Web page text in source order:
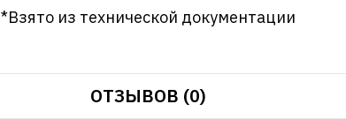
*Взято из технической документации
ОТЗЫВОВ (0)